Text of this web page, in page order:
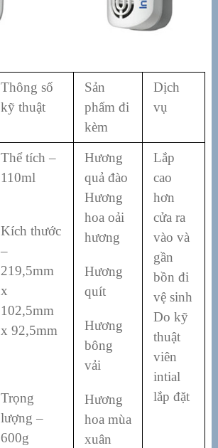
Thông số
kỹ thuật
Sản
phẩm đi
kèm
Dịch
vụ
Thể tích –
110ml
Kích thước
–
219,5mm
x
102,5mm
x 92,5mm
Trọng
lượng –
600g
Hương
quả đào
Hương
hoa oải
hương
Hương
quít
Hương
bông
vải
Hương
hoa mùa
xuân
Lắp
cao
hơn
cửa ra
vào và
gần
bồn đi
vệ sinh
Do kỹ
thuật
viên
intial
lắp đặt